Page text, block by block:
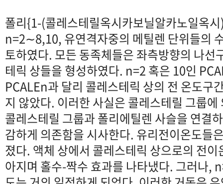
폴리{1-(콜레스테릴옥시카보닐알카노일옥
n=2∼8,10, 유연격자중의 메틸렌 단위들의
토하였다. 모든 동족체들은 좌측방향의 나선
테릭 상들을 형성하였다. n=2 혹은 10인
PCALEn과 달리 콜레스테릭 상의 전 온도구
지 않았다. 이러한 사실은 콜레스테릴 그룹
콜레스테릴 그룹과 폴리에틸렌 사슬을 연결
감하게 의존함을 시사한다. 유리전이온도들
졌다. 액체 상에서 콜레스테릭 상으로의 전
아지며 홀수-짝수 효과를 나타냈다. 그러나,